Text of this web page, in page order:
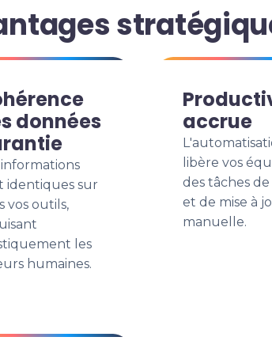
données
informations
identiques sur
vos outils,
les
humaines.
accrue
libère vos
des tâches de
et de mise à
manuelle.